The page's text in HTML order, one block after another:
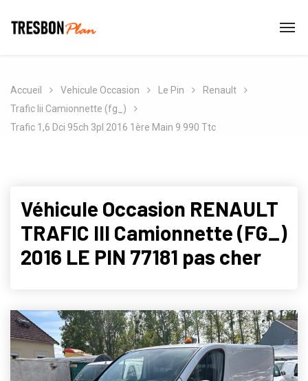
Accueil Vehicule Occasion Le Pin
Renault
Trafic Iii Camionnette (fg_)
Trafic 1,6 Dci 95ch 3pl 2016 1ère Main 9 990 Ttc
Véhicule Occasion RENAULT
TRAFIC III Camionnette (FG_)
2016 LE PIN 77181 pas cher